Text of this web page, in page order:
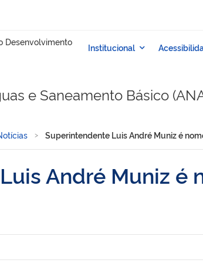
e Saneamento Básico
Superintendente Luis André Muniz é
André Muniz é